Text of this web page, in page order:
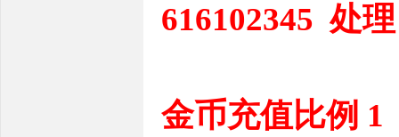
616102345 处理
金币充值比例